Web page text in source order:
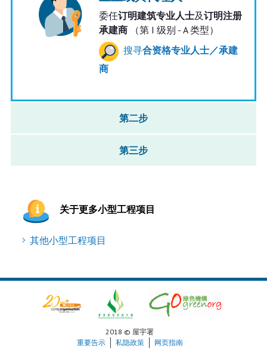
委任订明建筑专业人士及订明注册
承建商（第 I 级别 - A 类型）
搜寻合资格专业人士／承建
商
第二步
第三步
关于更多小型工程项目
其他小型工程项目
2018 © 屋宇署
重要告示
私隐政策 网页指南